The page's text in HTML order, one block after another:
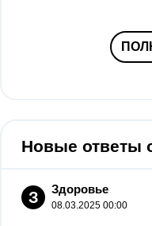
Новые ответы
З Здоровье
08.03.2025 00:00